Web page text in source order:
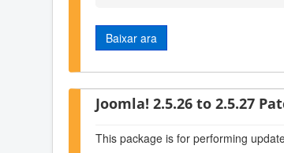
Baixar ara
Joomla! 2.5.26 to 2.5.27
This package is for performing